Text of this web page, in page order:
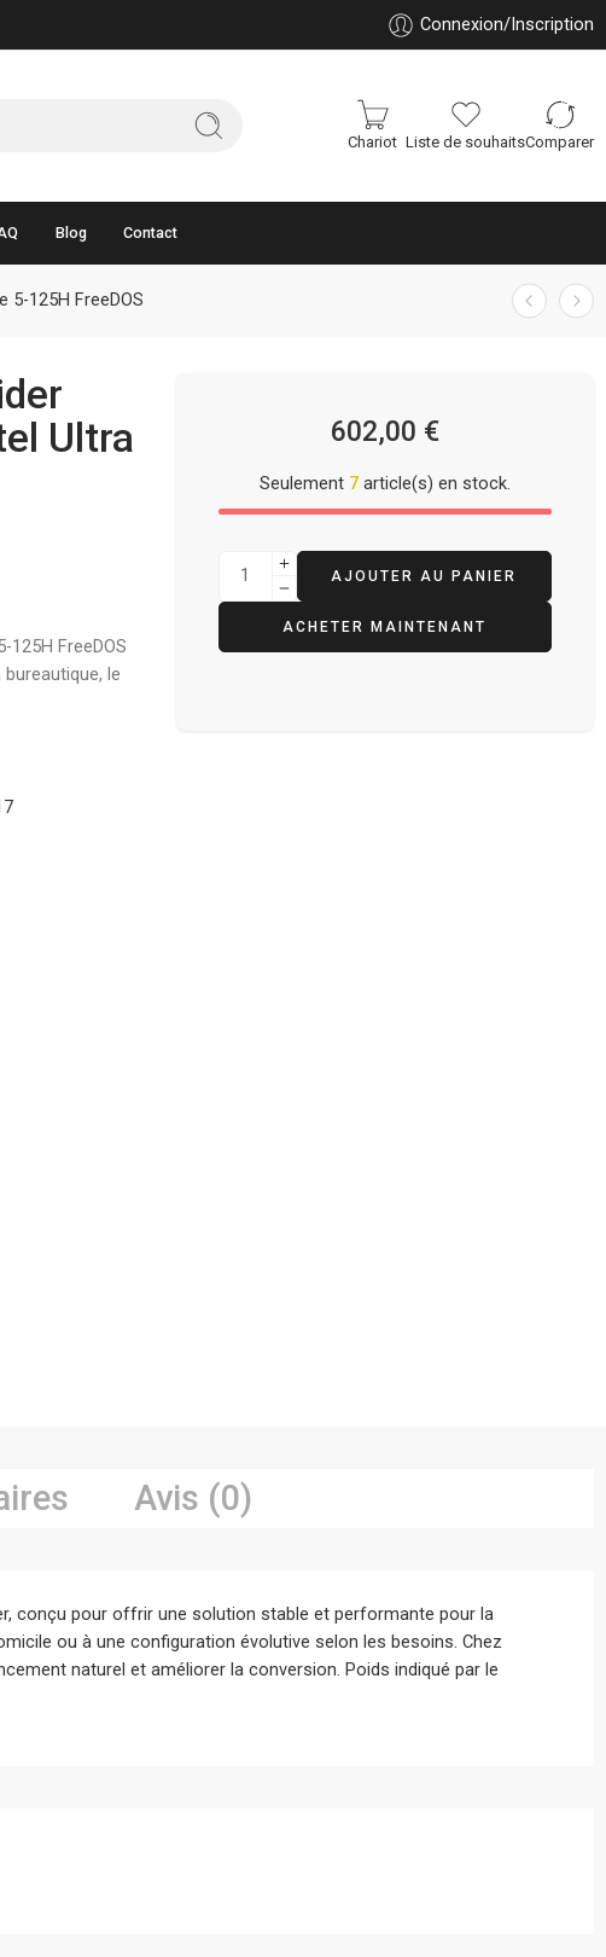
Connexion/Inscription
Chariot Liste de souhaitsComparer
Blog Contact
5-125H FreeDOS
Ultra
125H FreeDOS
le
602,00 €
Seulement 7article(s) en stock.
AJOUTER AU PANIER
ACHETER MAINTENANT
Avis (0)
conçu pour offrir une solution stable et performante pour la
ou à une configuration évolutive selon les besoins. Chez
naturel et améliorer la conversion. Poids indiqué par le